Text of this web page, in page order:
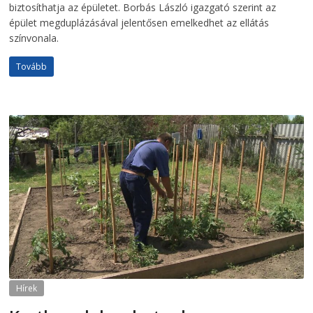
biztosíthatja az épületet. Borbás László igazgató szerint az
épület megduplázásával jelentősen emelkedhet az ellátás
színvonala.
Tovább
Hírek